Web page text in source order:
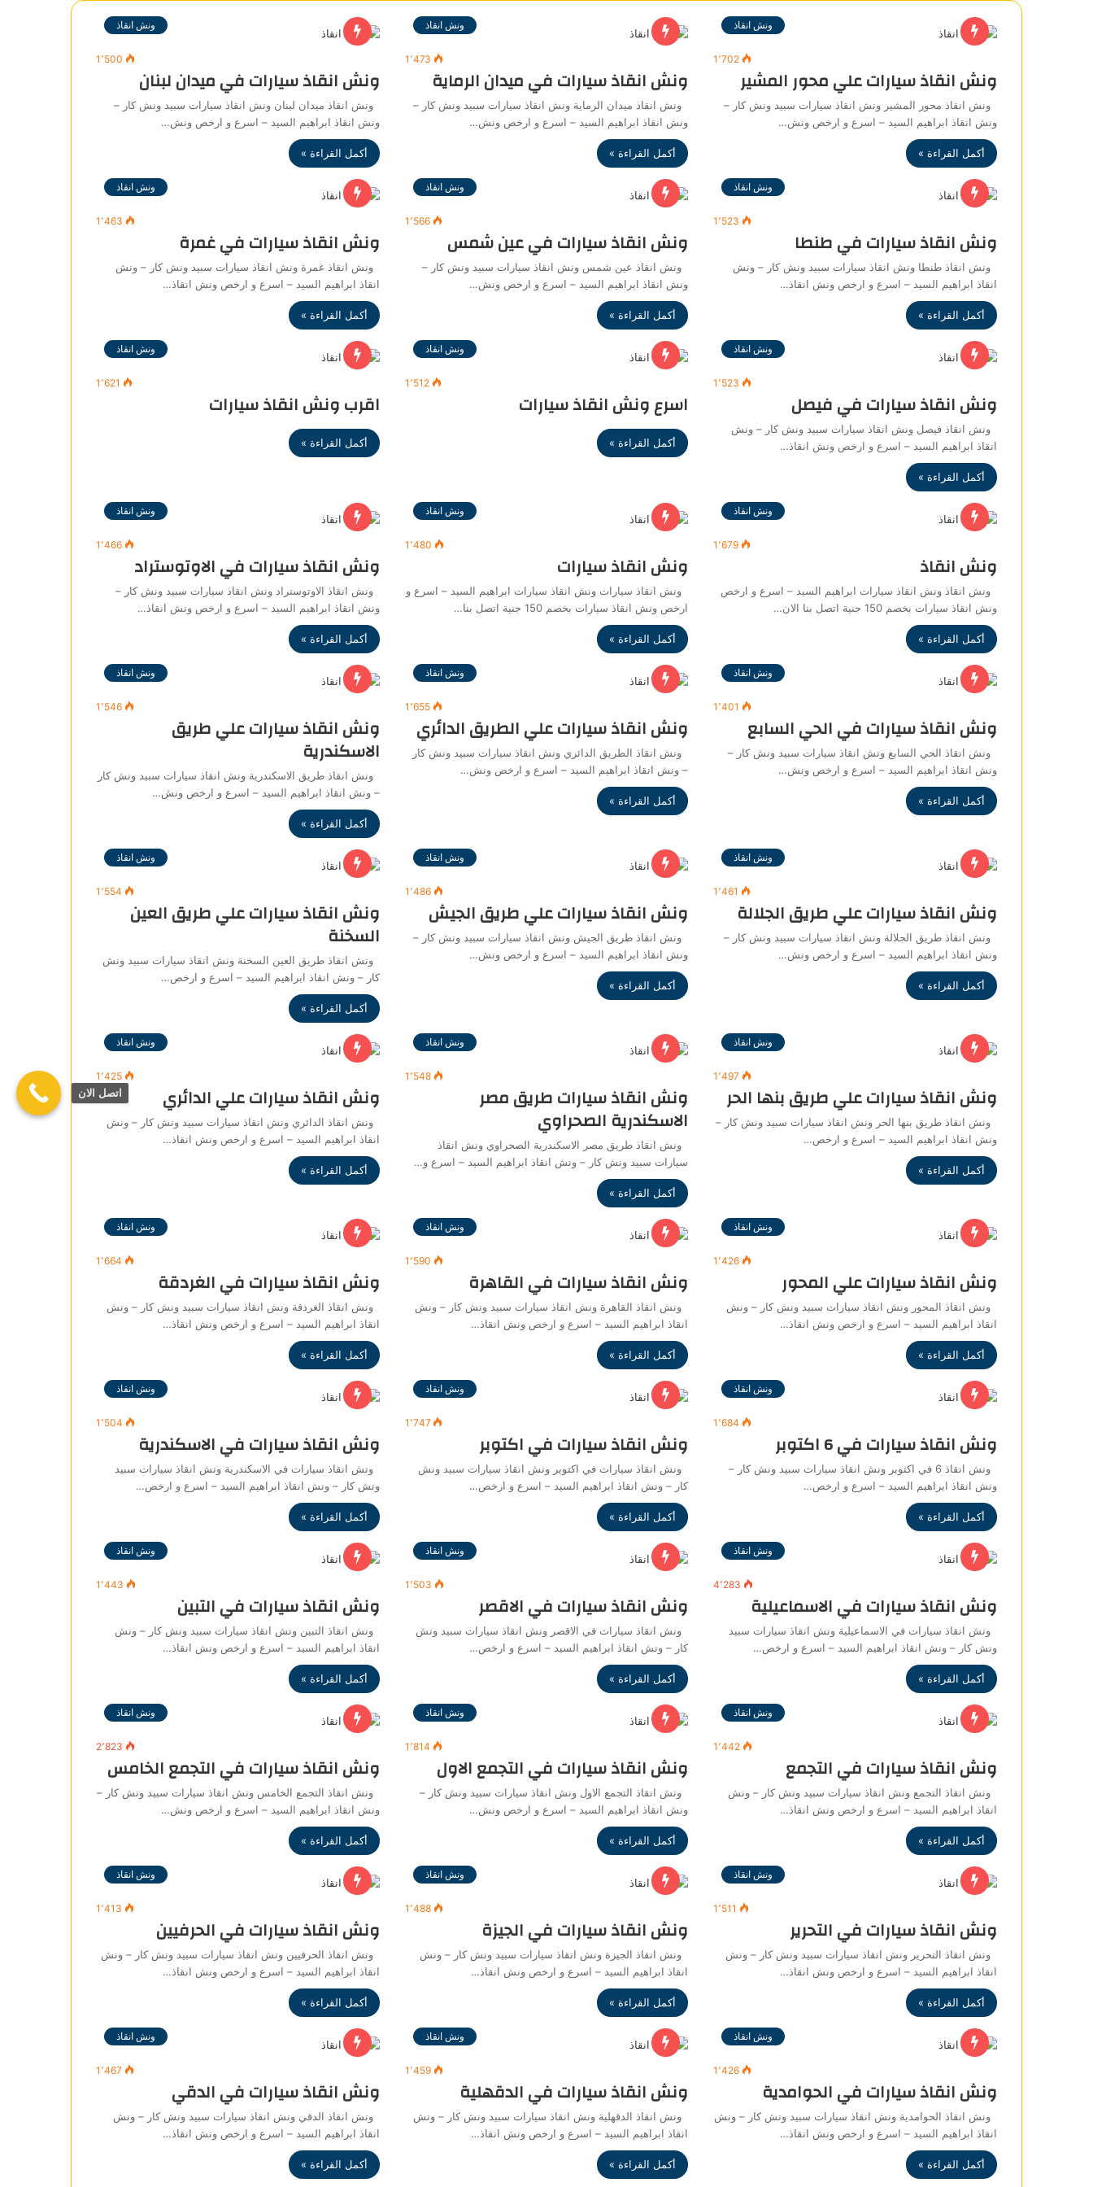
ونش انقاذ
1٬702
ونش انقاذ سيارات علي محور المشير
ونش انقاذ محور المشير ونش انقاذ سيارات سبيد ونش كار –
ونش انقاذ ابراهيم السيد – اسرع و ارخص ونش…
أكمل القراءة »
ونش انقاذ
1٬473
ونش انقاذ سيارات في ميدان الرماية
ونش انقاذ ميدان الرماية ونش انقاذ سيارات سبيد ونش كار –
ونش انقاذ ابراهيم السيد – اسرع و ارخص ونش…
أكمل القراءة »
ونش انقاذ
1٬500
ونش انقاذ سيارات في ميدان لبنان
ونش انقاذ ميدان لبنان ونش انقاذ سيارات سبيد ونش كار –
ونش انقاذ ابراهيم السيد – اسرع و ارخص ونش…
أكمل القراءة »
ونش انقاذ
1٬523
ونش انقاذ سيارات في طنطا
ونش انقاذ طنطا ونش انقاذ سيارات سبيد ونش كار – ونش
انقاذ ابراهيم السيد – اسرع و ارخص ونش انقاذ…
أكمل القراءة »
ونش انقاذ
1٬566
ونش انقاذ سيارات في عين شمس
ونش انقاذ عين شمس ونش انقاذ سيارات سبيد ونش كار –
ونش انقاذ ابراهيم السيد – اسرع و ارخص ونش…
أكمل القراءة »
ونش انقاذ
1٬463
ونش انقاذ سيارات في غمرة
ونش انقاذ غمرة ونش انقاذ سيارات سبيد ونش كار – ونش
انقاذ ابراهيم السيد – اسرع و ارخص ونش انقاذ…
أكمل القراءة »
ونش انقاذ
1٬523
ونش انقاذ سيارات في فيصل
ونش انقاذ فيصل ونش انقاذ سيارات سبيد ونش كار – ونش
انقاذ ابراهيم السيد – اسرع و ارخص ونش انقاذ…
أكمل القراءة »
ونش انقاذ
1٬512
اسرع ونش انقاذ سيارات
أكمل القراءة »
ونش انقاذ
1٬621
اقرب ونش انقاذ سيارات
أكمل القراءة »
ونش انقاذ
1٬679
ونش انقاذ
ونش انقاذ ونش انقاذ سيارات ابراهيم السيد – اسرع و ارخص
ونش انقاذ سيارات بخصم 150 جنية اتصل بنا الان…
أكمل القراءة »
ونش انقاذ
1٬480
ونش انقاذ سيارات
ونش انقاذ سيارات ونش انقاذ سيارات ابراهيم السيد – اسرع و
ارخص ونش انقاذ سيارات بخصم 150 جنية اتصل بنا…
أكمل القراءة »
ونش انقاذ
1٬466
ونش انقاذ سيارات في الاوتوستراد
ونش انقاذ الاوتوستراد ونش انقاذ سيارات سبيد ونش كار –
ونش انقاذ ابراهيم السيد – اسرع و ارخص ونش انقاذ…
أكمل القراءة »
ونش انقاذ
1٬401
ونش انقاذ سيارات في الحي السابع
ونش انقاذ الحي السابع ونش انقاذ سيارات سبيد ونش كار –
ونش انقاذ ابراهيم السيد – اسرع و ارخص ونش…
أكمل القراءة »
ونش انقاذ
1٬655
ونش انقاذ سيارات علي الطريق الدائري
ونش انقاذ الطريق الدائري ونش انقاذ سيارات سبيد ونش كار
– ونش انقاذ ابراهيم السيد – اسرع و ارخص ونش…
أكمل القراءة »
ونش انقاذ
1٬546
ونش انقاذ سيارات علي طريق
الاسكندرية
ونش انقاذ طريق الاسكندرية ونش انقاذ سيارات سبيد ونش كار
– ونش انقاذ ابراهيم السيد – اسرع و ارخص ونش…
أكمل القراءة »
ونش انقاذ
1٬461
ونش انقاذ سيارات علي طريق الجلالة
ونش انقاذ طريق الجلالة ونش انقاذ سيارات سبيد ونش كار –
ونش انقاذ ابراهيم السيد – اسرع و ارخص ونش…
أكمل القراءة »
ونش انقاذ
1٬486
ونش انقاذ سيارات علي طريق الجيش
ونش انقاذ طريق الجيش ونش انقاذ سيارات سبيد ونش كار –
ونش انقاذ ابراهيم السيد – اسرع و ارخص ونش…
أكمل القراءة »
ونش انقاذ
1٬554
ونش انقاذ سيارات علي طريق العين
السخنة
ونش انقاذ طريق العين السخنة ونش انقاذ سيارات سبيد ونش
كار – ونش انقاذ ابراهيم السيد – اسرع و ارخص…
أكمل القراءة »
ونش انقاذ
1٬497
ونش انقاذ سيارات علي طريق بنها الحر
ونش انقاذ طريق بنها الحر ونش انقاذ سيارات سبيد ونش كار –
ونش انقاذ ابراهيم السيد – اسرع و ارخص…
أكمل القراءة »
ونش انقاذ
1٬548
ونش انقاذ سيارات طريق مصر
الاسكندرية الصحراوي
ونش انقاذ طريق مصر الاسكندرية الصحراوي ونش انقاذ
سيارات سبيد ونش كار – ونش انقاذ ابراهيم السيد – اسرع و…
أكمل القراءة »
ونش انقاذ
1٬425
ونش انقاذ سيارات علي الدائري
ونش انقاذ الدائري ونش انقاذ سيارات سبيد ونش كار – ونش
انقاذ ابراهيم السيد – اسرع و ارخص ونش انقاذ…
أكمل القراءة »
ونش انقاذ
1٬426
ونش انقاذ سيارات علي المحور
ونش انقاذ المحور ونش انقاذ سيارات سبيد ونش كار – ونش
انقاذ ابراهيم السيد – اسرع و ارخص ونش انقاذ…
أكمل القراءة »
ونش انقاذ
1٬590
ونش انقاذ سيارات في القاهرة
ونش انقاذ القاهرة ونش انقاذ سيارات سبيد ونش كار – ونش
انقاذ ابراهيم السيد – اسرع و ارخص ونش انقاذ…
أكمل القراءة »
ونش انقاذ
1٬664
ونش انقاذ سيارات في الغردقة
ونش انقاذ الغردقة ونش انقاذ سيارات سبيد ونش كار – ونش
انقاذ ابراهيم السيد – اسرع و ارخص ونش انقاذ…
أكمل القراءة »
ونش انقاذ
1٬684
ونش انقاذ سيارات في 6 اكتوبر
ونش انقاذ 6 في اكتوبر ونش انقاذ سيارات سبيد ونش كار –
ونش انقاذ ابراهيم السيد – اسرع و ارخص…
أكمل القراءة »
ونش انقاذ
1٬747
ونش انقاذ سيارات في اكتوبر
ونش انقاذ سيارات في اكتوبر ونش انقاذ سيارات سبيد ونش
كار – ونش انقاذ ابراهيم السيد – اسرع و ارخص…
أكمل القراءة »
ونش انقاذ
1٬504
ونش انقاذ سيارات في الاسكندرية
ونش انقاذ سيارات في الاسكندرية ونش انقاذ سيارات سبيد
ونش كار – ونش انقاذ ابراهيم السيد – اسرع و ارخص…
أكمل القراءة »
ونش انقاذ
4٬283
ونش انقاذ سيارات في الاسماعيلية
ونش انقاذ سيارات في الاسماعيلية ونش انقاذ سيارات سبيد
ونش كار – ونش انقاذ ابراهيم السيد – اسرع و ارخص…
أكمل القراءة »
ونش انقاذ
1٬503
ونش انقاذ سيارات في الاقصر
ونش انقاذ سيارات في الاقصر ونش انقاذ سيارات سبيد ونش
كار – ونش انقاذ ابراهيم السيد – اسرع و ارخص…
أكمل القراءة »
ونش انقاذ
1٬443
ونش انقاذ سيارات في التبين
ونش انقاذ التبين ونش انقاذ سيارات سبيد ونش كار – ونش
انقاذ ابراهيم السيد – اسرع و ارخص ونش انقاذ…
أكمل القراءة »
ونش انقاذ
1٬442
ونش انقاذ سيارات في التجمع
ونش انقاذ التجمع ونش انقاذ سيارات سبيد ونش كار – ونش
انقاذ ابراهيم السيد – اسرع و ارخص ونش انقاذ…
أكمل القراءة »
ونش انقاذ
1٬814
ونش انقاذ سيارات في التجمع الاول
ونش انقاذ التجمع الاول ونش انقاذ سيارات سبيد ونش كار –
ونش انقاذ ابراهيم السيد – اسرع و ارخص ونش…
أكمل القراءة »
ونش انقاذ
2٬823
ونش انقاذ سيارات في التجمع الخامس
ونش انقاذ التجمع الخامس ونش انقاذ سيارات سبيد ونش كار –
ونش انقاذ ابراهيم السيد – اسرع و ارخص ونش…
أكمل القراءة »
ونش انقاذ
1٬511
ونش انقاذ سيارات في التحرير
ونش انقاذ التحرير ونش انقاذ سيارات سبيد ونش كار – ونش
انقاذ ابراهيم السيد – اسرع و ارخص ونش انقاذ…
أكمل القراءة »
ونش انقاذ
1٬488
ونش انقاذ سيارات في الجيزة
ونش انقاذ الجيزة ونش انقاذ سيارات سبيد ونش كار – ونش
انقاذ ابراهيم السيد – اسرع و ارخص ونش انقاذ…
أكمل القراءة »
ونش انقاذ
1٬413
ونش انقاذ سيارات في الحرفيين
ونش انقاذ الحرفيين ونش انقاذ سيارات سبيد ونش كار – ونش
انقاذ ابراهيم السيد – اسرع و ارخص ونش انقاذ…
أكمل القراءة »
ونش انقاذ
1٬426
ونش انقاذ سيارات في الحوامدية
ونش انقاذ الحوامدية ونش انقاذ سيارات سبيد ونش كار – ونش
انقاذ ابراهيم السيد – اسرع و ارخص ونش انقاذ…
أكمل القراءة »
ونش انقاذ
1٬459
ونش انقاذ سيارات في الدقهلية
ونش انقاذ الدقهلية ونش انقاذ سيارات سبيد ونش كار – ونش
انقاذ ابراهيم السيد – اسرع و ارخص ونش انقاذ…
أكمل القراءة »
ونش انقاذ
1٬467
ونش انقاذ سيارات في الدقي
ونش انقاذ الدقي ونش انقاذ سيارات سبيد ونش كار – ونش
انقاذ ابراهيم السيد – اسرع و ارخص ونش انقاذ…
أكمل القراءة »
اتصل الان